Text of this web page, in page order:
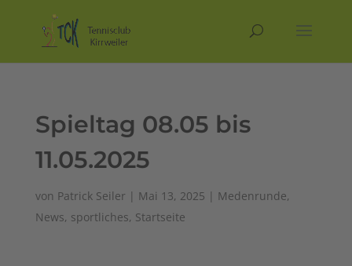
Spieltag 08.05 bis
11.05.2025
von Patrick Seiler | Mai 13, 2025 | Medenrunde,
News, sportliches, Startseite